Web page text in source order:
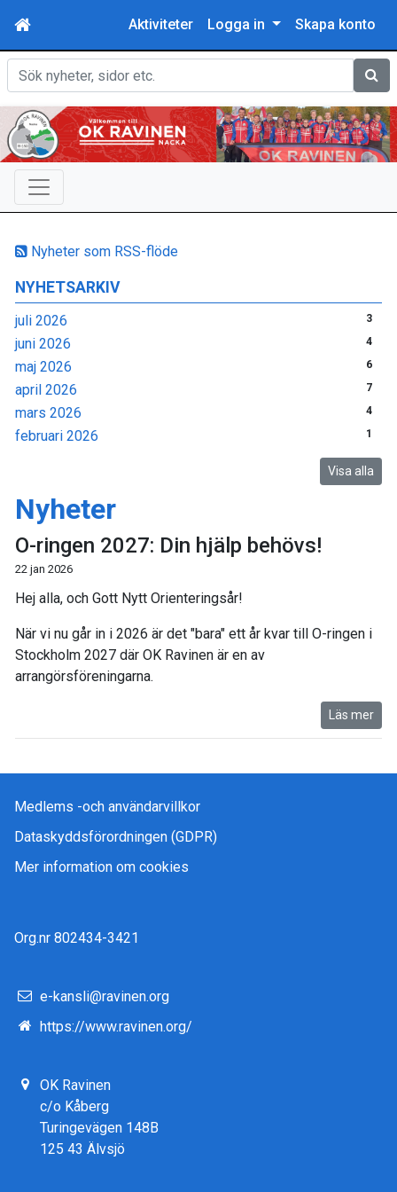
Aktiviteter Logga in Skapa konto
Sök
Nyheter som RSS-flöde
NYHETSARKIV
juli 2026 3
juni 2026 4
maj 2026 6
april 2026 7
mars 2026 4
februari 2026 1
Visa alla
Nyheter
O-ringen 2027: Din hjälp behövs!
22 jan 2026
Hej alla, och Gott Nytt Orienteringsår!
När vi nu går in i 2026 är det "bara" ett år kvar till O-ringen i
Stockholm 2027 där OK Ravinen är en av
arrangörsföreningarna.
Läs mer
Medlems -och användarvillkor
Dataskyddsförordningen (GDPR)
Mer information om cookies
Org.nr 802434-3421
e-kansli@ravinen.org
https://www.ravinen.org/
OK Ravinen
c/o Kåberg
Turingevägen 148B
125 43 Älvsjö